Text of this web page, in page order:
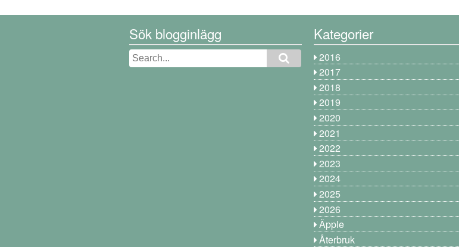
Sök blogginlägg Kategorier
2016
2017
2018
2019
2020
2021
2022
2023
2024
2025
2026
Äpple
Återbruk